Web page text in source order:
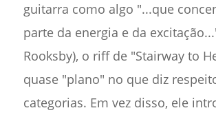
guitarra como algo "...que
parte da energia e da
Rooksby), o riff de "Stairway to
quase "plano" no que diz
categorias. Em vez disso, ele